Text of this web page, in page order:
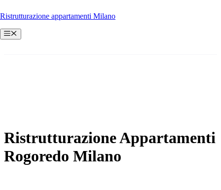
al
Ristrutturazione appartamenti Milano
Menu
Ristrutturazione Appartamenti
Rogoredo Milano